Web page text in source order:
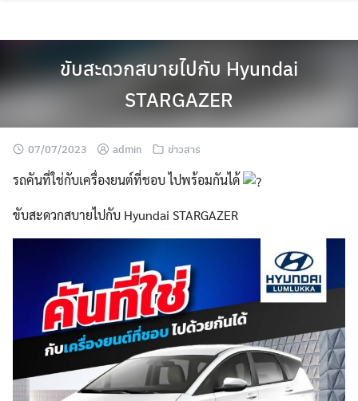
ขับสะดวกสบายไปกับ Hyundai
STARGAZER
07/07/2023 admin ข่าวสาร
รถคันที่ใช่กับเครื่องยนต์ที่ชอบ ไปพร้อมกันได้
ขับสะดวกสบายไปกับ Hyundai STARGAZER